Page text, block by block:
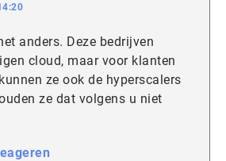
anders. Deze bedrijven
cloud, maar voor klanten
ze ook de hyperscalers
ze dat volgens u niet